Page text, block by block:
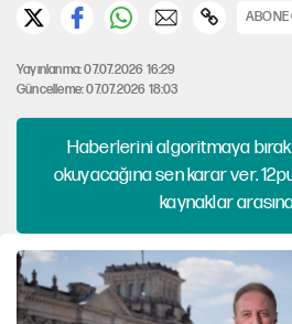
ABONE
Yayınlanma: 07.07.2026 16:29
Güncelleme: 07.07.2026 18:03
Haberlerini algoritmaya
okuyacağına sen karar ver.
kaynaklar